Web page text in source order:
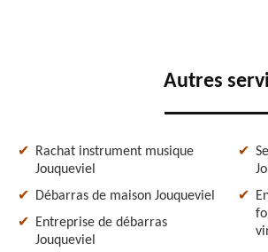
Autres
Rachat instrument musique
Jouqueviel
Débarras de maison Jouqueviel
Entreprise de débarras
Jouqueviel